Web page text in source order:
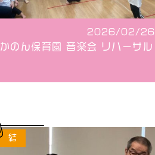
2026/02/26
かのん保育園 音楽会 リハーサル
結